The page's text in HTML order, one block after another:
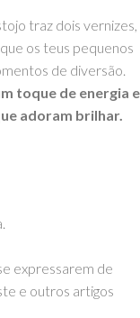
traz dois vernizes,
os teus pequenos
de diversão.
toque de energia e
adoram brilhar.
expressarem de
e outros artigos